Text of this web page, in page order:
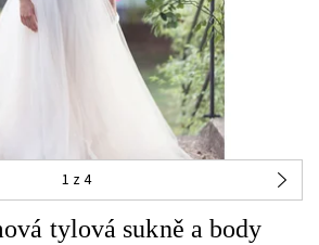
1 z 4
tylová sukně a body